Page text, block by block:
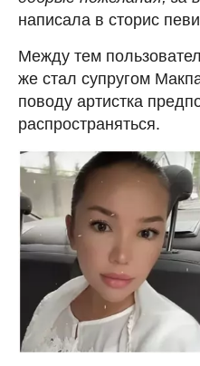
написала в сторис
Между тем
же стал супругом
поводу артистка
распространяться.